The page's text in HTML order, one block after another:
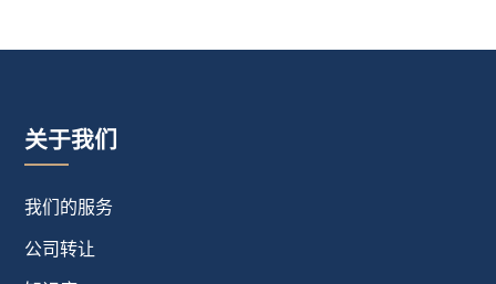
关于我们
我们的服务
公司转让